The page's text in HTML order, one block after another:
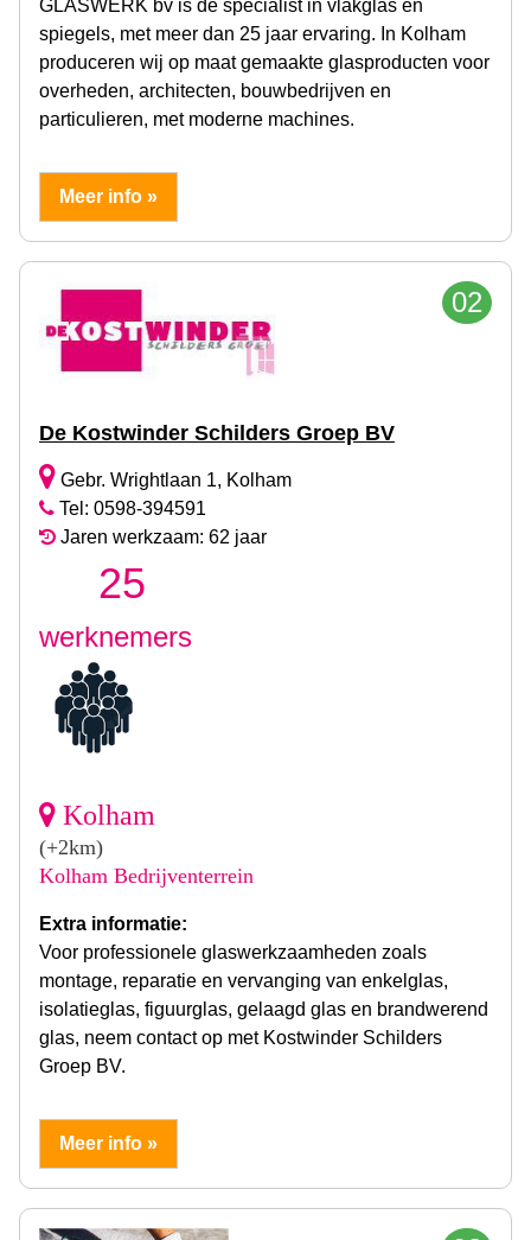
GLASWERK bv is dé specialist in vlakglas en
spiegels, met meer dan 25 jaar ervaring. In Kolham
produceren wij op maat gemaakte glasproducten voor
overheden, architecten, bouwbedrijven en
particulieren, met moderne machines.
Meer info »
02
De Kostwinder Schilders Groep BV
Gebr. Wrightlaan 1, Kolham
Tel: 0598-394591
Jaren werkzaam: 62 jaar
25
werknemers
Kolham
(+2km)
Kolham Bedrijventerrein
Extra informatie:
Voor professionele glaswerkzaamheden zoals
montage, reparatie en vervanging van enkelglas,
isolatieglas, figuurglas, gelaagd glas en brandwerend
glas, neem contact op met Kostwinder Schilders
Groep BV.
Meer info »